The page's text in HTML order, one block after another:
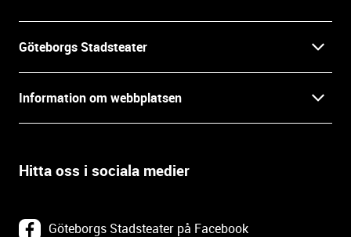
Göteborgs Stadsteater
Press
Öppettider
Information om webbplatsen
Villkor och integritet
Om webbplatsen
Hitta oss i sociala medier
Göteborgs Stadsteater på Facebook